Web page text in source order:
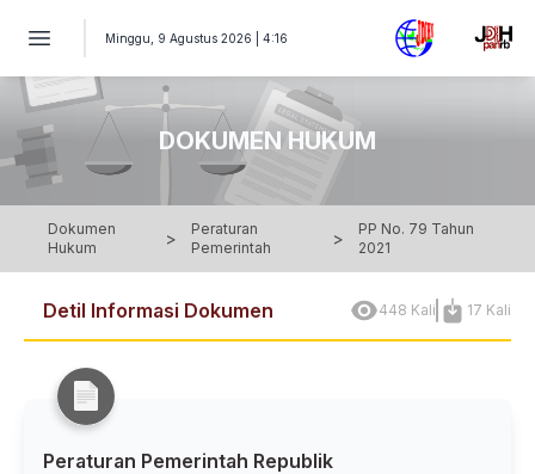
PERATURAN PEMERINTAH Nomor 79 Tahun 2021 -
Minggu, 9 Agustus 2026 | 4:16
DOKUMEN HUKUM
Dokumen
Hukum
>
Peraturan
Pemerintah
>
PP No. 79 Tahun
2021
Detil Informasi Dokumen 448 Kali 17 Kali
Peraturan Pemerintah Republik